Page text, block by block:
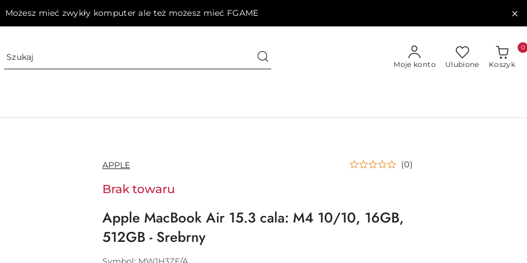
Możesz mieć zwykły komputer ale też możesz mieć FGAME
Moje konto Ulubione Koszyk
0
NAZWA
PRODUCENTA:
APPLE (0)
Brak towaru
Apple MacBook Air 15.3 cala: M4 10/10, 16GB,
512GB - Srebrny